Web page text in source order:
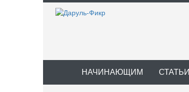
НАЧИНАЮЩИМ СТАТЬИ